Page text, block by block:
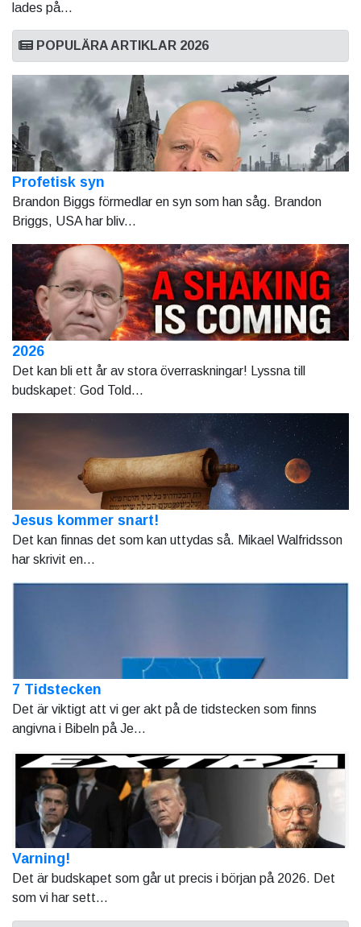
lades på...
POPULÄRA ARTIKLAR 2026
Profetisk syn
Brandon Biggs förmedlar en syn som han såg. Brandon
Briggs, USA har bliv...
2026
Det kan bli ett år av stora överraskningar! Lyssna till
budskapet: God Told...
Jesus kommer snart!
Det kan finnas det som kan uttydas så. Mikael Walfridsson
har skrivit en...
7 Tidstecken
Det är viktigt att vi ger akt på de tidstecken som finns
angivna i Bibeln på Je...
Varning!
Det är budskapet som går ut precis i början på 2026. Det
som vi har sett...